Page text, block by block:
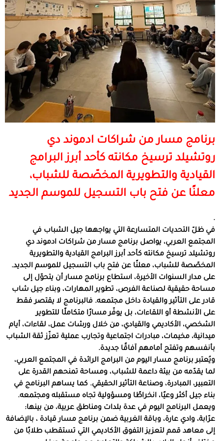
برنامج مسار من شراكات ادموند دي
روتشيلد ترسيخ مكانته كأحد أبرز البرامج
القيادية والتطويرية المخصّصة للشباب،
معلنًا عن فتح باب التسجيل للموسم الجديد
.
في ظلّ التحديات المتسارعة التي يواجهها جيل الشباب في
المجتمع العربي، يواصل برنامج مسار من شراكات ادموند دي
روتشيلد ترسيخ مكانته كأحد أبرز البرامج القيادية والتطويرية
المخصّصة للشباب، معلنًا عن فتح باب التسجيل للموسم الجديد.
على مدار السنوات الأخيرة، استطاع برنامج مسار أن يتحوّل إلى
مساحة حقيقية لصناعة الفرص، تطوير المهارات، وبناء جيل شاب
قادر على التأثير والقيادة داخل مجتمعه. فالبرنامج لا يقتصر فقط
على الأنشطة أو اللقاءات، بل يوفّر مسارًا متكاملًا للتطوير
الشخصي، الأكاديمي والقيادي، من خلال ورشات عمل، لقاءات، أيام
ميدانية، مخيمات، مبادرات اجتماعية وتجارب عملية تعزّز ثقة الشباب
بأنفسهم وتفتح أمامهم آفاقًا جديدة.
ويُعتبر برنامج مسار اليوم من البرامج الرائدة في المجتمع العربي،
لما يقدّمه من بيئة داعمة للشباب، ومساحة تمنحهم القدرة على
التعبير، المبادرة، وصناعة التأثير الحقيقي. كما يساهم البرنامج في
بناء جيل أكثر وعيًا، انخراطًا ومسؤولية تجاه مستقبله ومجتمعه.
ويعمل البرنامج اليوم في عدة بلدات ومناطق عربية، من بينها:
عرّابة، وادي عارة، وباقة الغربية ضمن برنامج مسار قيادة ، بالإضافة
إلى معاهد قمم لتعزيز التفوق الأكاديمي التي تستقطب طلابًا من